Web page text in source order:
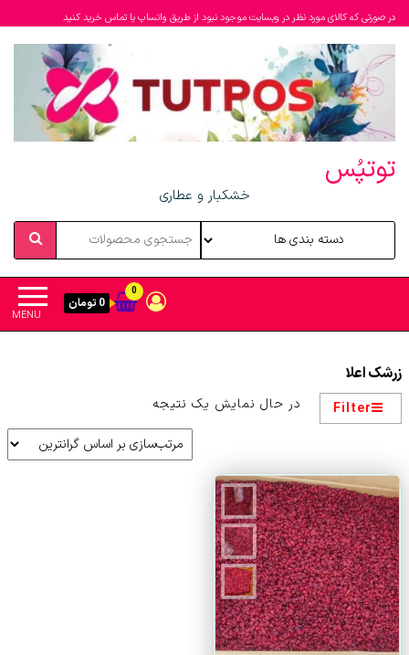
در صورتی که کالای مورد نظر در وبسایت موجود نبود از طریق واتساپ یا تماس خرید کنید
توتپُس
خشکبار و عطاری
MENU
0
0 تومان
زرشک اعلا
Filter در حال نمایش یک نتیجه